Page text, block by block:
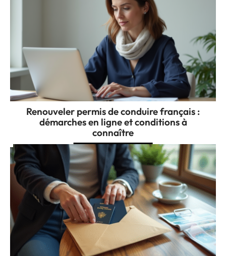
Renouveler permis de conduire français :
démarches en ligne et conditions à
connaître